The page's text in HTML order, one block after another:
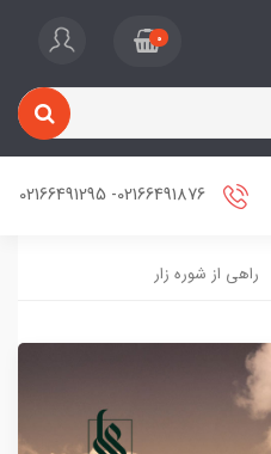
0
راهی از شوره زار